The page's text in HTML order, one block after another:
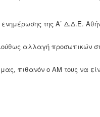
ενημέρωσης της Α ́ Δ.Δ.Ε.
αλλαγή προσωπικών
πιθανόν ο ΑΜ τους να